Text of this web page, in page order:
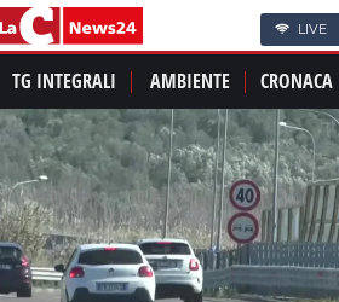
LIVE
TG INTEGRALI AMBIENTE CRONACA